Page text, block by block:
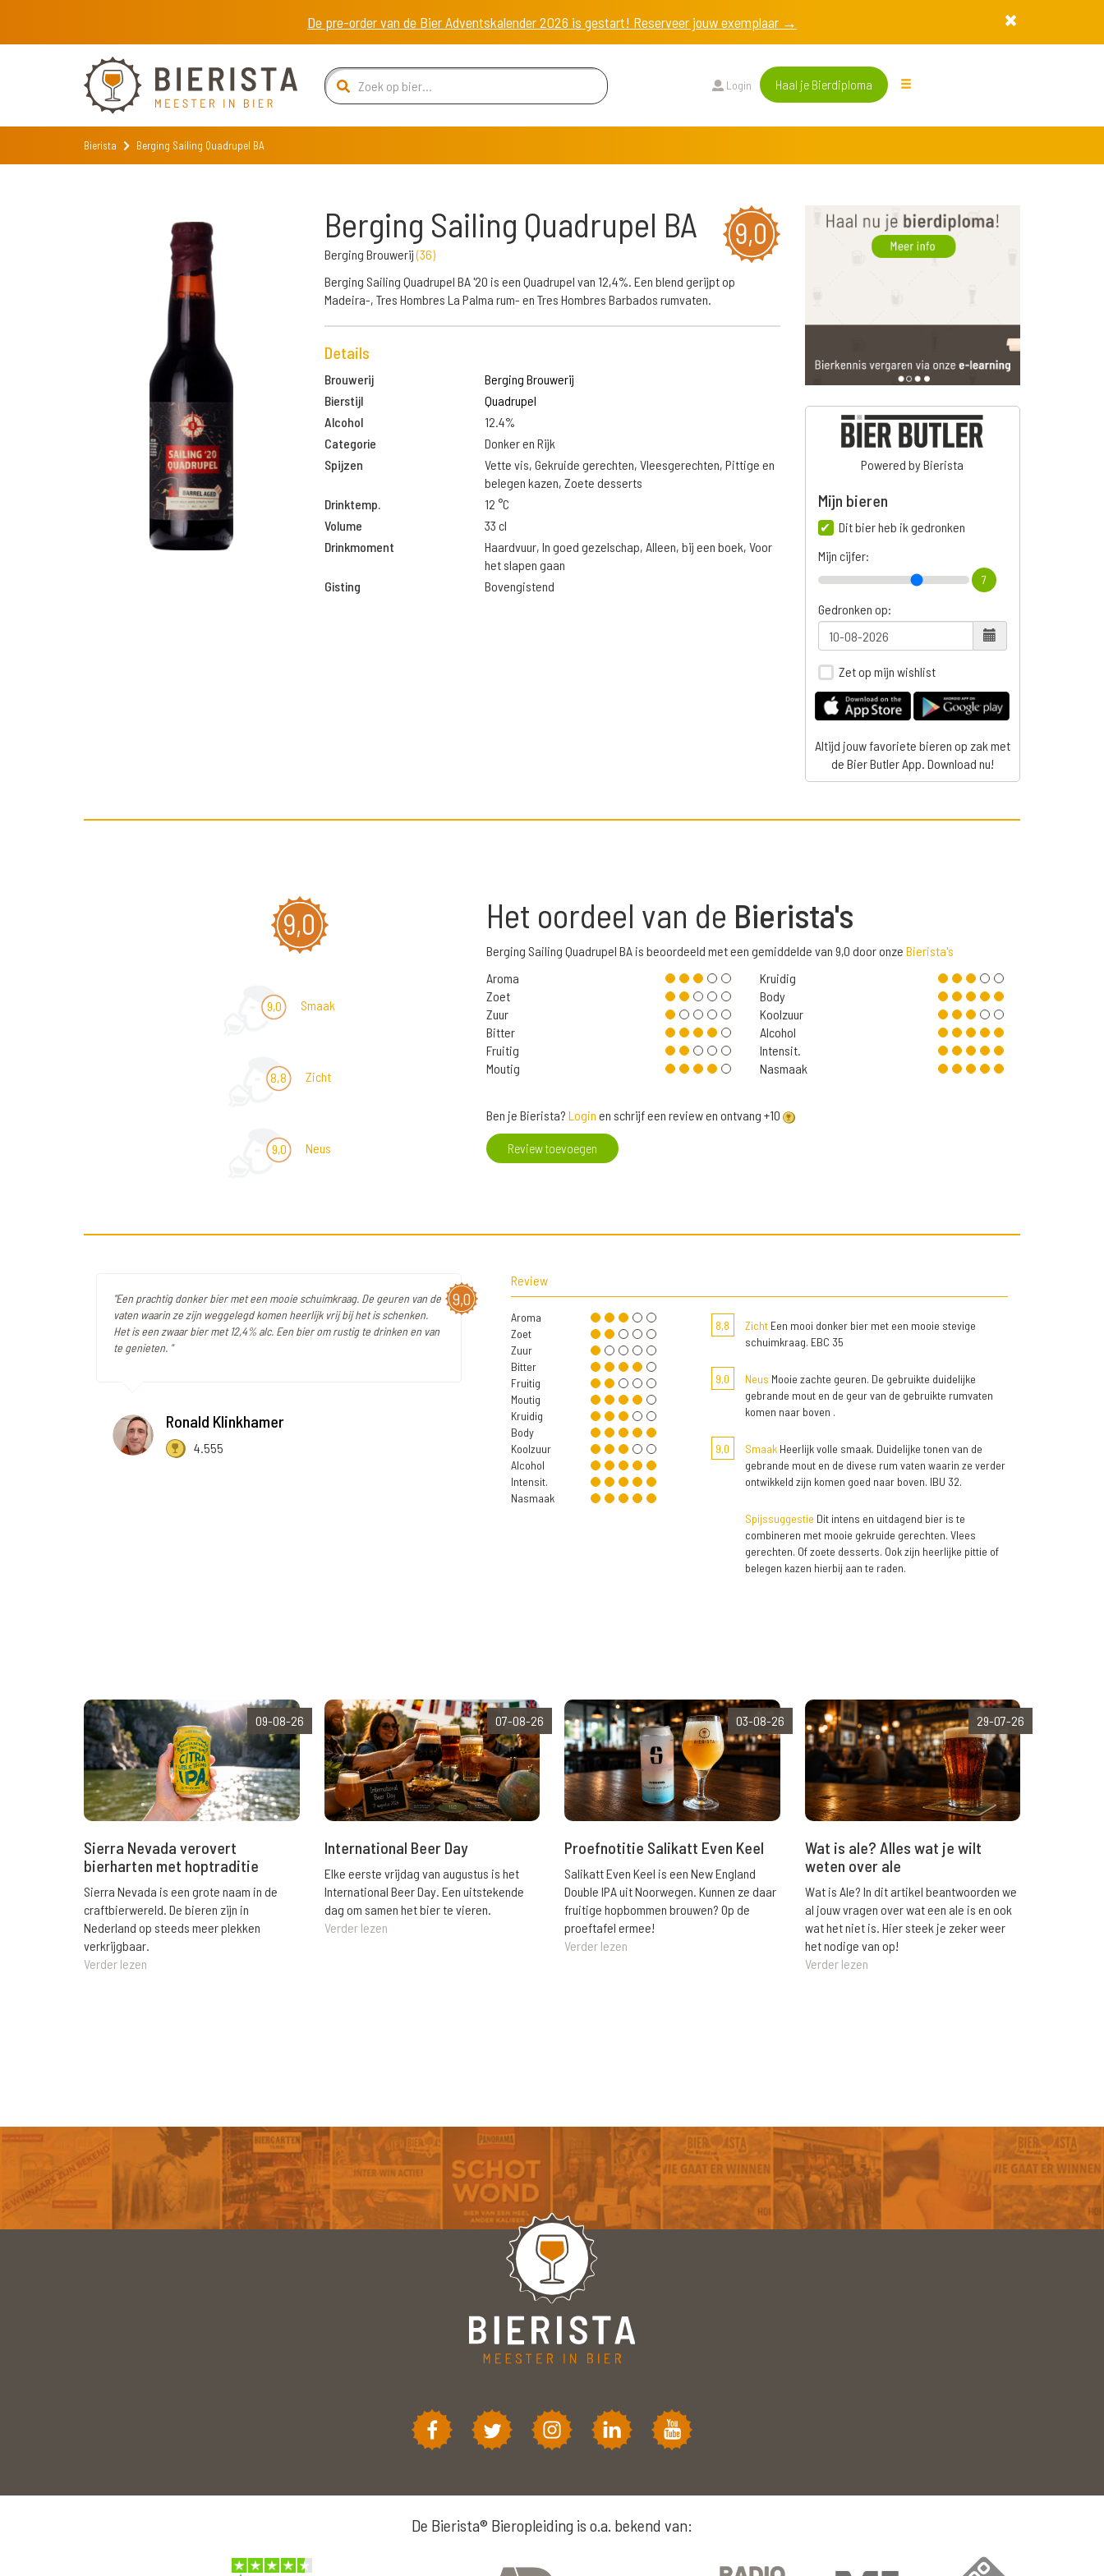
De pre-order van de Bier Adventskalender 2026 is gestart! Reserveer jouw exemplaar →
Login Haal je Bierdiploma
Bierista Berging Sailing Quadrupel BA
9,0
Berging Sailing Quadrupel BA
Berging Brouwerij(36)
Berging Sailing Quadrupel BA '20 is een Quadrupel van 12,4%. Een blend gerijpt op
Madeira-, Tres Hombres La Palma rum- en Tres Hombres Barbados rumvaten.
Details
Brouwerij
Berging Brouwerij
Bierstijl
Quadrupel
Alcohol
12.4%
Categorie
Donker en Rijk
Spijzen
Vette vis, Gekruide gerechten, Vleesgerechten, Pittige en
belegen kazen, Zoete desserts
Drinktemp.
12 °C
Volume
33 cl
Drinkmoment
Haardvuur, In goed gezelschap, Alleen, bij een boek, Voor
het slapen gaan
Gisting
Bovengistend
Powered by Bierista
Mijn bieren
Dit bier heb ik gedronken
Mijn cijfer:
7
Gedronken op:
Zet op mijn wishlist
Altijd jouw favoriete bieren op zak met
de Bier Butler App. Download nu!
9,0
9,0 Smaak
8,8 Zicht
9,0 Neus
Het oordeel van de Bierista's
Berging Sailing Quadrupel BA is beoordeeld met een gemiddelde van 9,0 door onze Bierista's
Aroma
Zoet
Zuur
Bitter
Fruitig
Moutig
Kruidig
Body
Koolzuur
Alcohol
Intensit.
Nasmaak
Ben je Bierista? Login en schrijf een review en ontvang +10
Review toevoegen
9,0
"Een prachtig donker bier met een mooie schuimkraag. De geuren van de
vaten waarin ze zijn weggelegd komen heerlijk vrij bij het is schenken.
Het is een zwaar bier met 12,4% alc. Een bier om rustig te drinken en van
te genieten. "
Ronald Klinkhamer
4.555
Review
Aroma
Zoet
Zuur
Bitter
Fruitig
Moutig
Kruidig
Body
Koolzuur
Alcohol
Intensit.
Nasmaak
8,8 ZichtEen mooi donker bier met een mooie stevige
schuimkraag. EBC 35
9,0 Neus Mooie zachte geuren. De gebruikte duidelijke
gebrande mout en de geur van de gebruikte rumvaten
komen naar boven .
9,0 SmaakHeerlijk volle smaak. Duidelijke tonen van de
gebrande mout en de divese rum vaten waarin ze verder
ontwikkeld zijn komen goed naar boven. IBU 32.
Spijssuggestie Dit intens en uitdagend bier is te
combineren met mooie gekruide gerechten. Vlees
gerechten. Of zoete desserts. Ook zijn heerlijke pittie of
belegen kazen hierbij aan te raden.
09-08-26
Sierra Nevada verovert
bierharten met hoptraditie
Sierra Nevada is een grote naam in de
craftbierwereld. De bieren zijn in
Nederland op steeds meer plekken
verkrijgbaar.
Verder lezen
07-08-26
International Beer Day
Elke eerste vrijdag van augustus is het
International Beer Day. Een uitstekende
dag om samen het bier te vieren.
Verder lezen
03-08-26
Proefnotitie Salikatt Even Keel
Salikatt Even Keel is een New England
Double IPA uit Noorwegen. Kunnen ze daar
fruitige hopbommen brouwen? Op de
proeftafel ermee!
Verder lezen
29-07-26
Wat is ale? Alles wat je wilt
weten over ale
Wat is Ale? In dit artikel beantwoorden we
al jouw vragen over wat een ale is en ook
wat het niet is. Hier steek je zeker weer
het nodige van op!
Verder lezen
De Bierista® Bieropleiding is o.a. bekend van: